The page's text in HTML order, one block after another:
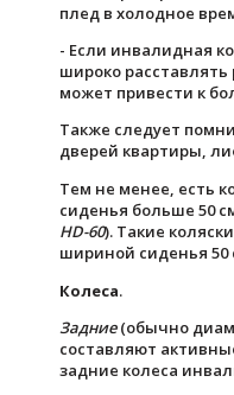
плед в холодное
- Если инвалидная
широко расставлять
может привести к
Также следует
дверей квартиры,
Тем не менее, есть
сиденья больше 50
HD-60). Такие
шириной сиденья 50
Колеса.
Задние(обычно
составляют
задние колеса